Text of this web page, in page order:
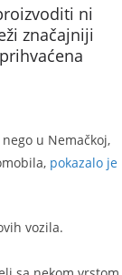
ni
značajniji
u Nemačkoj,
pokazalo je
vozila.